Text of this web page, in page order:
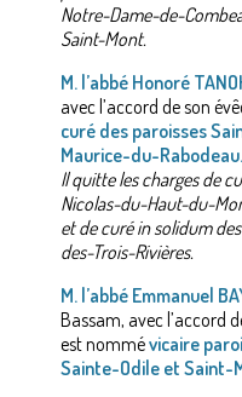
Notre-Dame-de-
Saint-Mont.
M. l’abbé Honoré
avec l’accord de son
curé des paroisses
Maurice-du-Rabodeau.
Il quitte les charges de
Nicolas-du-Haut-du-
et de curé in solidum
des-Trois-Rivières.
M. l’abbé Emmanuel
Bassam, avec l’accord
est nommévicaire
Sainte-Odile et Saint-